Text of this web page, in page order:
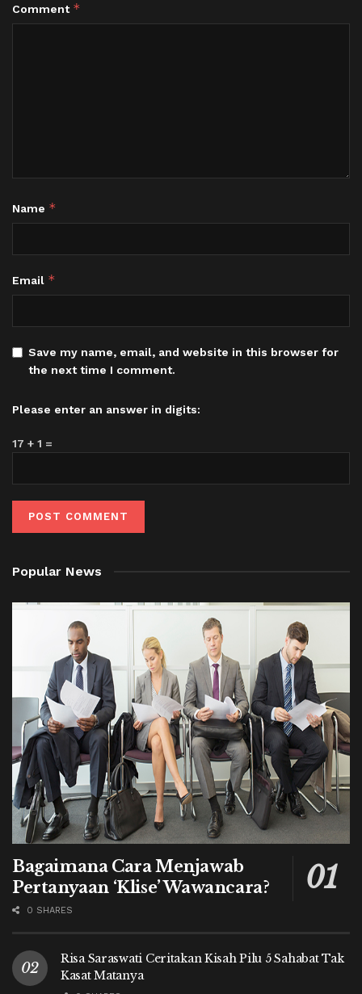
Comment *
Name *
Email *
Save my name, email, and website in this browser for
the next time I comment.
Please enter an answer in digits:
17 + 1 =
Popular News
Bagaimana Cara Menjawab
Pertanyaan ‘Klise’ Wawancara?
0 SHARES
Risa Saraswati Ceritakan Kisah Pilu 5 Sahabat Tak
Kasat Matanya